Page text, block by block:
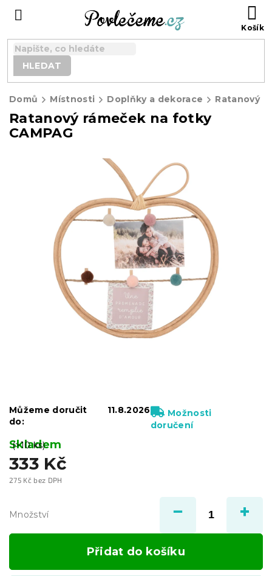
HLEDAT
Domů Místnosti Doplňky a dekorace
Ratanový rámeček na fotky
CAMPAG
333 Kč
275 Kč bez DPH
Skladem
(>10 ks)
Můžeme doručit
do:
11.8.2026
Možnosti
doručení
Množství
Přidat do košíku